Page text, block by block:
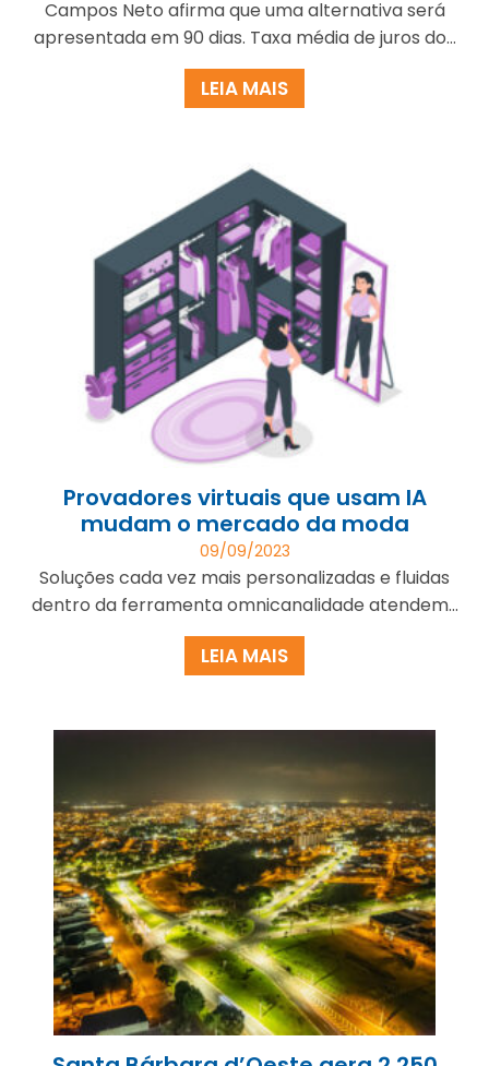
Campos Neto afirma que uma alternativa será
apresentada em 90 dias. Taxa média de juros do...
LEIA MAIS
Provadores virtuais que usam IA
mudam o mercado da moda
09/09/2023
Soluções cada vez mais personalizadas e fluidas
dentro da ferramenta omnicanalidade atendem...
LEIA MAIS